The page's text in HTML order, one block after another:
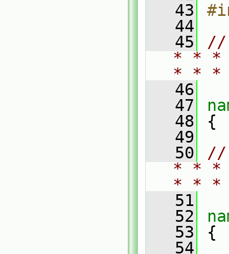
   43
   44
   45
//
* * *
* *
   46
   47
   48
{
   49
   50
//
* * *
* *
   51
   52
   53
{
   54